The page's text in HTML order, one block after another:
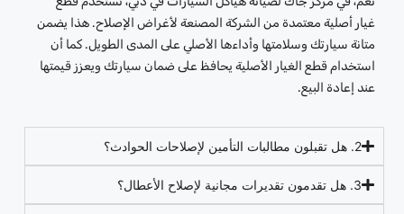
غيار أصلية معتمدة من الشركة المصنعة لأغراض الإصلاح. هذا يضمن
متانة سيارتك وسلامتها وأداءها الأصلي على المدى الطويل. كما أن
استخدام قطع الغيار الأصلية يحافظ على ضمان سيارتك ويعزز قيمتها
عند إعادة البيع.
2. هل تقبلون مطالبات التأمين لإصلاحات الحوادث؟
3. هل تقدمون تقديرات مجانية لإصلاح الأعطال؟